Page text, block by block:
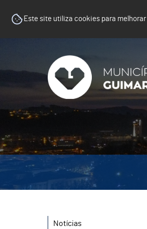
Este site utiliza cookies para
Notícias